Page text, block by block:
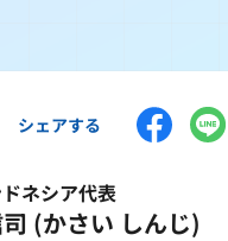
シェアする
ネシア代表
(かさい しんじ)